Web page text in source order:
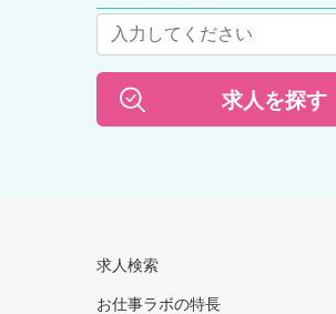
求人を探す
求人検索
お仕事ラボの特長